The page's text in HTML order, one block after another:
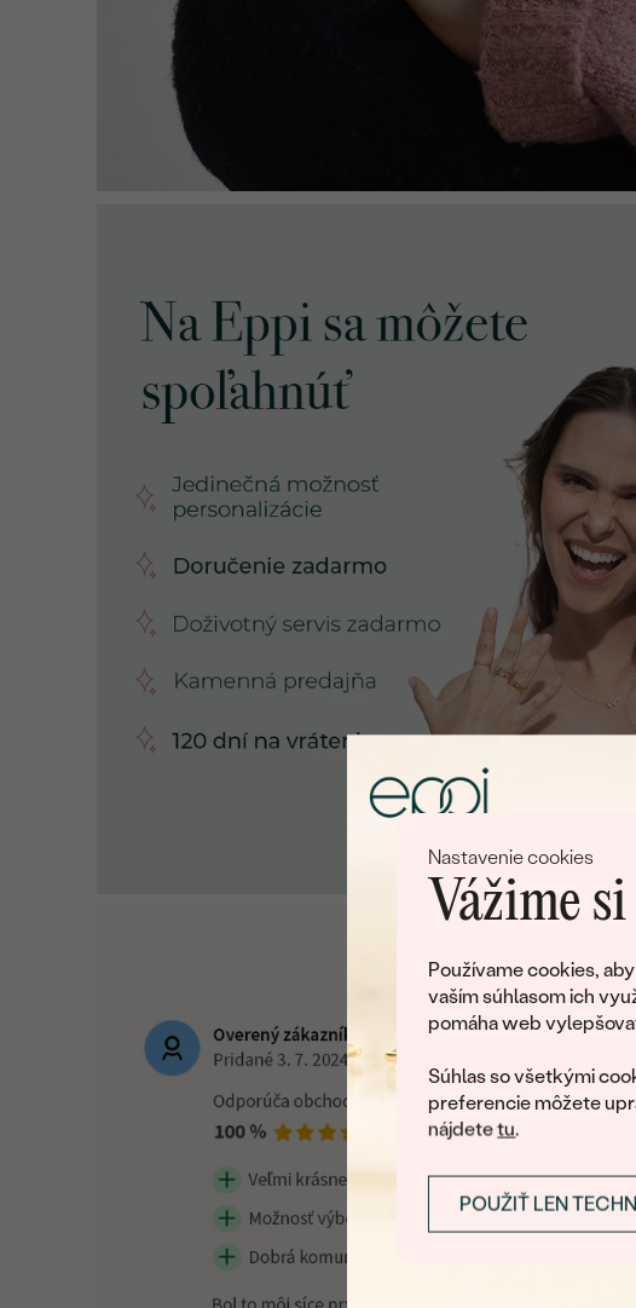
Nastavenie cookies
Vážime
Používame cookies,
vaším súhlasom ich
pomáha web
Súhlas so všetkými
preferencie môžete
nájdetetu.
POUŽIŤ LEN